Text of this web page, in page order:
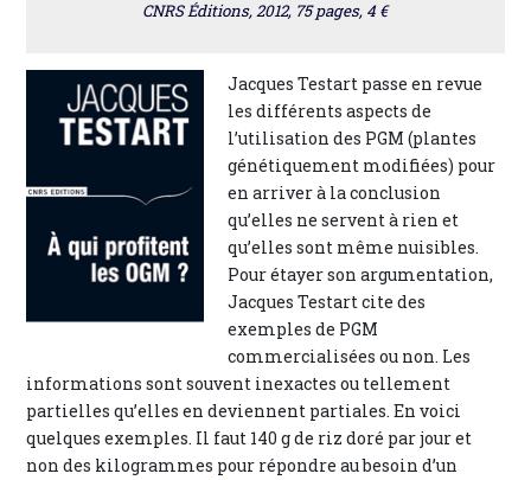
CNRS Éditions, 2012, 75 pages, 4 €
Jacques Testart passe en revue
les différents aspects de
l’utilisation des PGM (plantes
génétiquement modifiées) pour
en arriver à la conclusion
qu’elles ne servent à rien et
qu’elles sont même nuisibles.
Pour étayer son argumentation,
Jacques Testart cite des
exemples de PGM
commercialisées ou non. Les
informations sont souvent inexactes ou tellement
partielles qu’elles en deviennent partiales. En voici
quelques exemples. Il faut 140 g de riz doré par jour et
non des kilogrammes pour répondre au besoin d’un